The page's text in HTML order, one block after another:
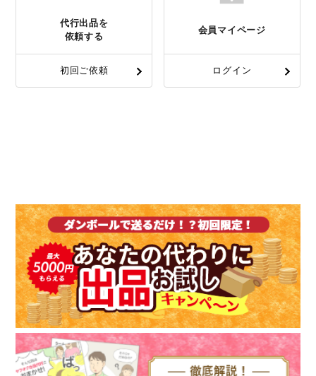
代行出品を
依頼する
初回ご依頼
会員マイページ
ログイン